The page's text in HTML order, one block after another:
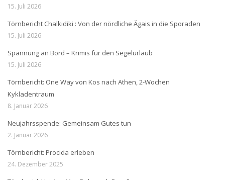
15. Juli 2026
Törnbericht Chalkidiki : Von der nördliche Ägais in die Sporaden
15. Juli 2026
Spannung an Bord – Krimis für den Segelurlaub
15. Juli 2026
Törnbericht: One Way von Kos nach Athen, 2-Wochen
Kykladentraum
8. Januar 2026
Neujahrsspende: Gemeinsam Gutes tun
2. Januar 2026
Törnbericht: Procida erleben
24. Dezember 2025